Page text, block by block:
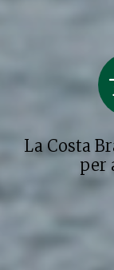
La Costa
per